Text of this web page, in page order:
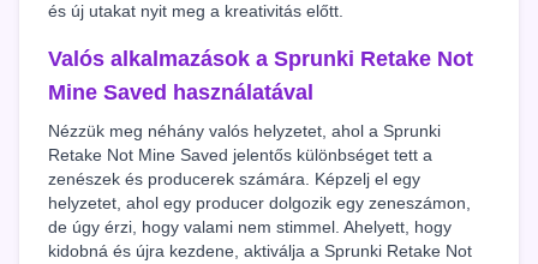
és új utakat nyit meg a kreativitás előtt.
Valós alkalmazások a Sprunki Retake Not
Mine Saved használatával
Nézzük meg néhány valós helyzetet, ahol a Sprunki
Retake Not Mine Saved jelentős különbséget tett a
zenészek és producerek számára. Képzelj el egy
helyzetet, ahol egy producer dolgozik egy zeneszámon,
de úgy érzi, hogy valami nem stimmel. Ahelyett, hogy
kidobná és újra kezdene, aktiválja a Sprunki Retake Not